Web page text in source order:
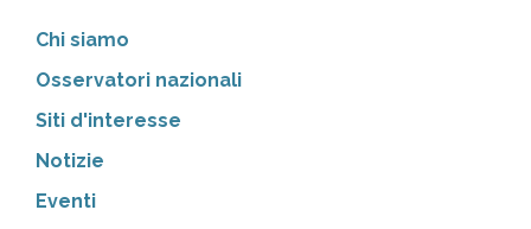
Chi siamo
Osservatori nazionali
Siti d'interesse
Notizie
Eventi